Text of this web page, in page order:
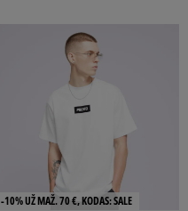
-10% UŽ MAŽ. 70 €, KODAS: SALE